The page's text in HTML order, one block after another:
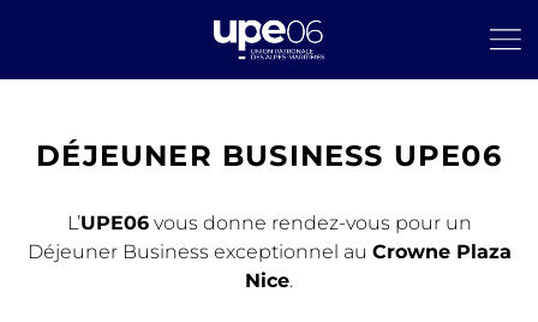
DÉJEUNER BUSINESS UPE06
L’UPE06vous donne rendez-vous pour un
Déjeuner Business exceptionnel au Crowne Plaza
Nice.